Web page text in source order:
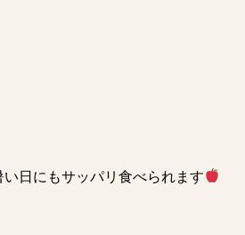
日にもサッパリ食べられます